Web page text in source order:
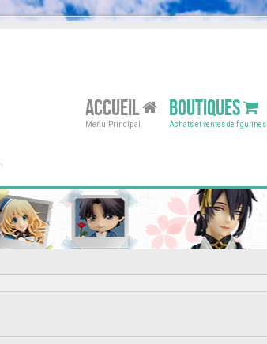
ACCUEIL
Menu Principal
BOUTIQUES
Achats et ventes de figurines